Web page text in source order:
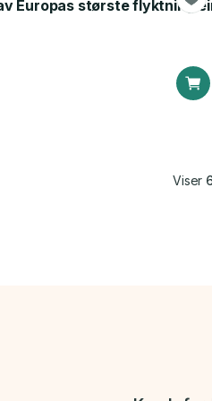
Europas største
Viser